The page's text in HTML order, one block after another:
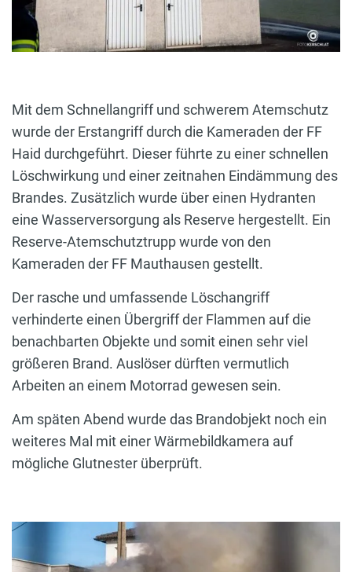
Mit dem Schnellangriff und schwerem Atemschutz
wurde der Erstangriff durch die Kameraden der FF
Haid durchgeführt. Dieser führte zu einer schnellen
Löschwirkung und einer zeitnahen Eindämmung des
Brandes. Zusätzlich wurde über einen Hydranten
eine Wasserversorgung als Reserve hergestellt. Ein
Reserve-Atemschutztrupp wurde von den
Kameraden der FF Mauthausen gestellt.
Der rasche und umfassende Löschangriff
verhinderte einen Übergriff der Flammen auf die
benachbarten Objekte und somit einen sehr viel
größeren Brand. Auslöser dürften vermutlich
Arbeiten an einem Motorrad gewesen sein.
Am späten Abend wurde das Brandobjekt noch ein
weiteres Mal mit einer Wärmebildkamera auf
mögliche Glutnester überprüft.